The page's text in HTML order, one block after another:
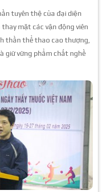
tuyên thệ của đại diện
mặt các vận động viên
thần thể thao cao thượng,
giữ vững phẩm chất nghề